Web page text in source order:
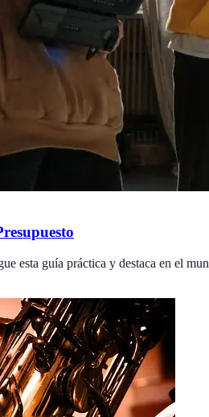
esta guía práctica y destaca en el